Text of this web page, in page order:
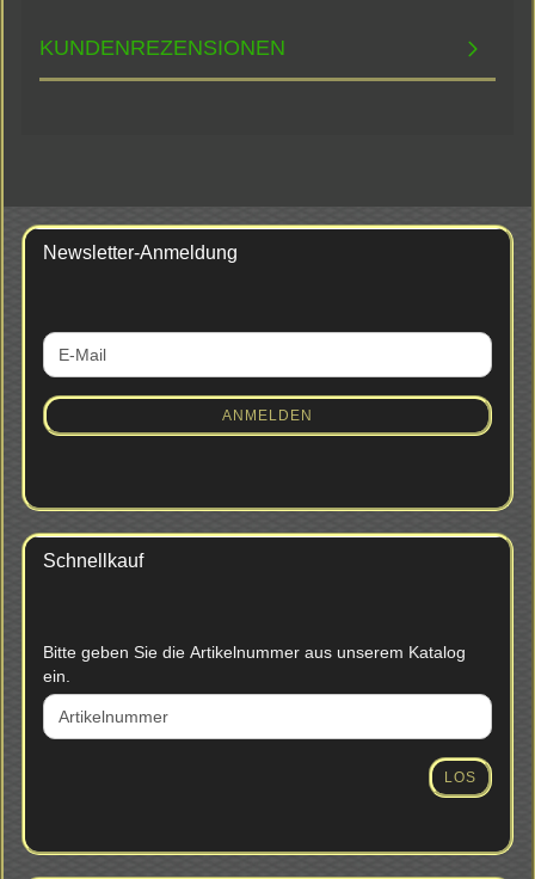
KUNDENREZENSIONEN
Newsletter-Anmeldung
WEITER
ZUR
ANMELDUNG
E-
Mail
ANMELDEN
Schnellkauf
BITTE
GEBEN
SIE
DIE
Bitte geben Sie die Artikelnummer aus unserem Katalog
ein.
LOS